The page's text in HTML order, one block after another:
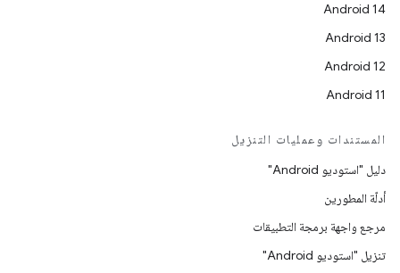
Android 14
Android 13
Android 12
Android 11
المستندات وعمليات التنزيل
دليل "استوديو Android"
أدلّة المطورين
مرجع واجهة برمجة التطبيقات
تنزيل "استوديو Android"